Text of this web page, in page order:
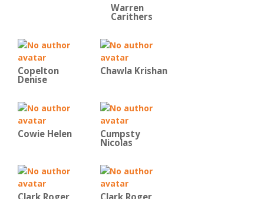
Warren
Carithers
Copelton
Denise
Chawla Krishan
Cowie Helen Cumpsty
Nicolas
Clark Roger Clark Roger